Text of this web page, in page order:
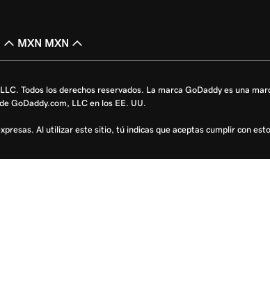
MXN MXN
Todos los derechos reservados. La marca GoDaddy es una
GoDaddy.com, LLC en los EE. UU.
Al utilizar este sitio, tú indicas que aceptas cumplir con